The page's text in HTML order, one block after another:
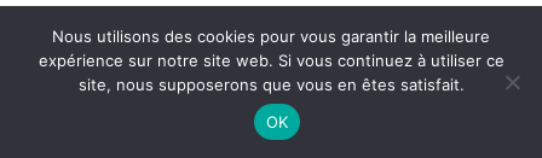
Nous utilisons des cookies pour vous garantir la meilleure
expérience sur notre site web. Si vous continuez à utiliser ce
site, nous supposerons que vous en êtes satisfait.
OK